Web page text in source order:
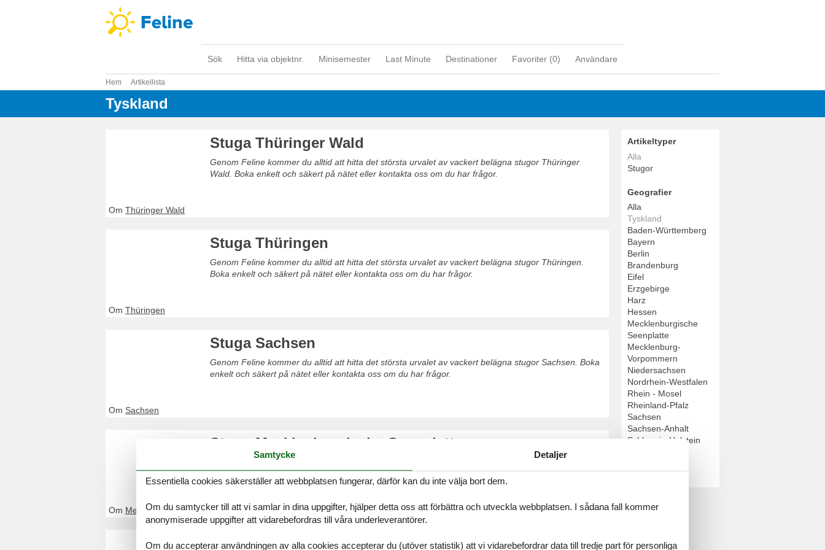
Sök Hitta via objektnr. Minisemester Last Minute Destinationer Favoriter (0) Användare
Hem Artikellista
Tyskland
Stuga Thüringer Wald
Genom Feline kommer du alltid att hitta det största urvalet av vackert belägna stugor Thüringer
Wald. Boka enkelt och säkert på nätet eller kontakta oss om du har frågor.
Om Thüringer Wald
Stuga Thüringen
Genom Feline kommer du alltid att hitta det största urvalet av vackert belägna stugor Thüringen.
Boka enkelt och säkert på nätet eller kontakta oss om du har frågor.
Om Thüringen
Stuga Sachsen
Genom Feline kommer du alltid att hitta det största urvalet av vackert belägna stugor Sachsen. Boka
enkelt och säkert på nätet eller kontakta oss om du har frågor.
Om Sachsen
Stuga Mecklenburgische Seenplatte
Genom Feline kommer du alltid att hitta det största urvalet av vackert belägna stugor
Mecklenburgische Seenplatte. Boka enkelt och säkert på nätet eller kontakta oss om du har frågor.
Om Mecklenburgische Seenplatte
Stuga Baden-Württemberg
Artikeltyper
Alla
Stugor
Geografier
Alla
Tyskland
Baden-Württemberg
Bayern
Berlin
Brandenburg
Eifel
Erzgebirge
Harz
Hessen
Mecklenburgische
Seenplatte
Mecklenburg-
Vorpommern
Niedersachsen
Nordrhein-Westfalen
Rhein - Mosel
Rheinland-Pfalz
Sachsen
Sachsen-Anhalt
Schleswig-Holstein
Samtycke Detaljer
Essentiella cookies säkerställer att webbplatsen fungerar, därför kan du inte välja bort dem.
Om du samtycker till att vi samlar in dina uppgifter, hjälper detta oss att förbättra och utveckla webbplatsen. I sådana fall kommer
anonymiserade uppgifter att vidarebefordras till våra underleverantörer.
Om du accepterar användningen av alla cookies accepterar du (utöver statistik) att vi vidarebefordrar data till tredje part för personliga